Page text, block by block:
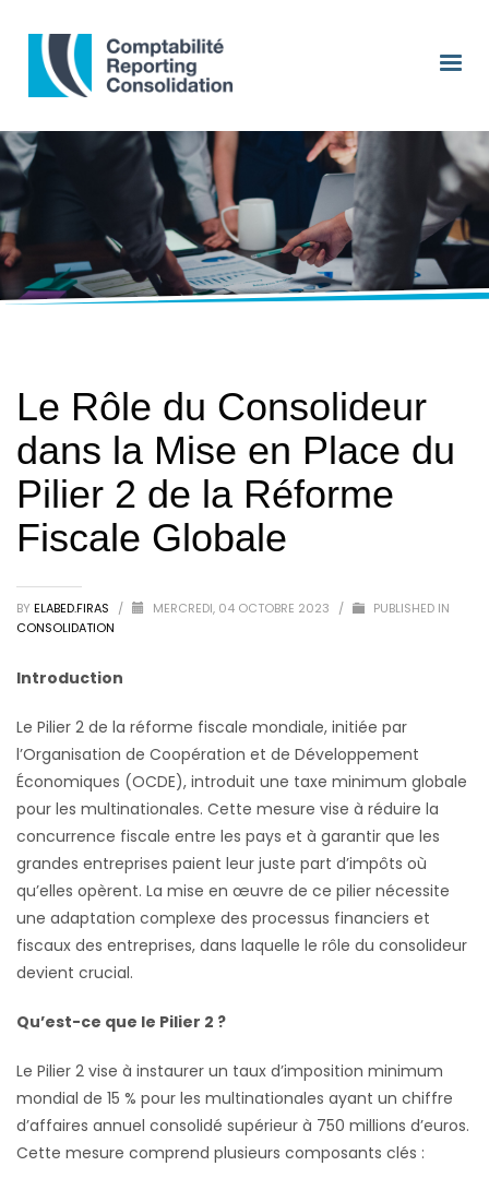
Le Rôle du Consolideur
dans la Mise en Place du
Pilier 2 de la Réforme
Fiscale Globale
BY ELABED.FIRAS / MERCREDI, 04 OCTOBRE 2023 /
PUBLISHED IN
CONSOLIDATION
Introduction
Le Pilier 2 de la réforme fiscale mondiale, initiée par
l’Organisation de Coopération et de Développement
Économiques (OCDE), introduit une taxe minimum globale
pour les multinationales. Cette mesure vise à réduire la
concurrence fiscale entre les pays et à garantir que les
grandes entreprises paient leur juste part d’impôts où
qu’elles opèrent. La mise en œuvre de ce pilier nécessite
une adaptation complexe des processus financiers et
fiscaux des entreprises, dans laquelle le rôle du consolideur
devient crucial.
Qu’est-ce que le Pilier 2 ?
Le Pilier 2 vise à instaurer un taux d’imposition minimum
mondial de 15 % pour les multinationales ayant un chiffre
d’affaires annuel consolidé supérieur à 750 millions d’euros.
Cette mesure comprend plusieurs composants clés :